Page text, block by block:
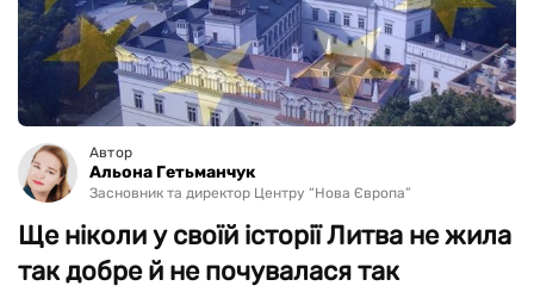
Автор
Альона Гетьманчук
Засновник та директор Центру “Нова Європа”
Ще ніколи у своїй історії Литва не жила
так добре й не почувалася так